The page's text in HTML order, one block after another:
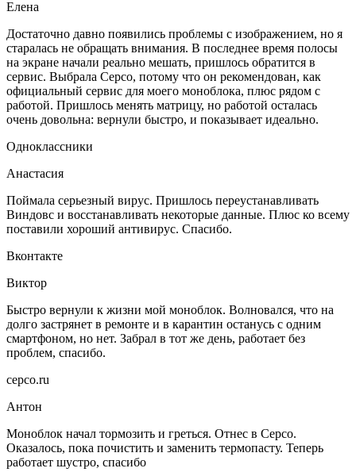
Елена
Достаточно давно появились проблемы с изображением, но я
старалась не обращать внимания. В последнее время полосы
на экране начали реально мешать, пришлось обратится в
сервис. Выбрала Серсо, потому что он рекомендован, как
официальный сервис для моего моноблока, плюс рядом с
работой. Пришлось менять матрицу, но работой осталась
очень довольна: вернули быстро, и показывает идеально.
Одноклассники
Анастасия
Поймала серьезный вирус. Пришлось переустанавливать
Виндовс и восстанавливать некоторые данные. Плюс ко всему
поставили хороший антивирус. Спасибо.
Вконтакте
Виктор
Быстро вернули к жизни мой моноблок. Волновался, что на
долго застрянет в ремонте и в карантин останусь с одним
смартфоном, но нет. Забрал в тот же день, работает без
проблем, спасибо.
серсо.ru
Антон
Моноблок начал тормозить и греться. Отнес в Серсо.
Оказалось, пока почистить и заменить термопасту. Теперь
работает шустро, спасибо